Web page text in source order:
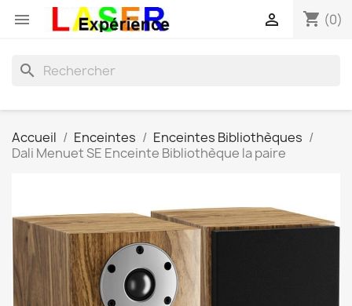
 shopping_cart (0)

search
Accueil Enceintes
Enceintes Bibliothèques
Dali Menuet SE Enceinte Bibliothèque la paire